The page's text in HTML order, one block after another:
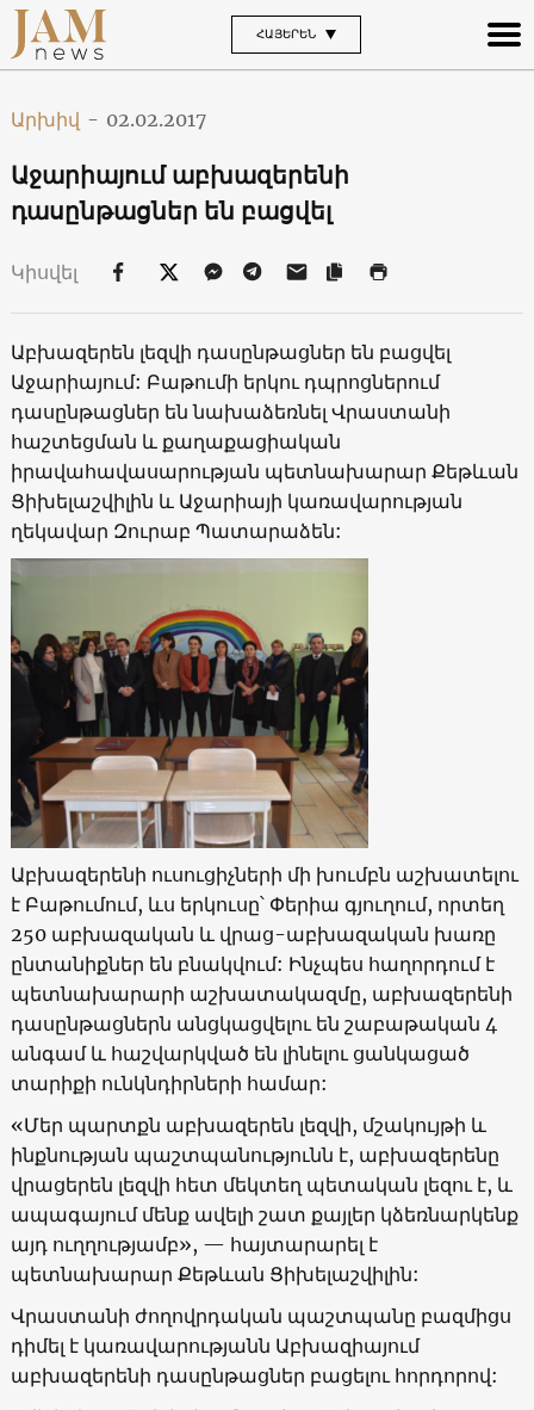
ՀԱՅԵՐԵՆ
Արխիվ - 02.02.2017
Աջարիայում աբխազերենի
դասընթացներ են բացվել
Կիսվել
Աբխազերեն լեզվի դասընթացներ են բացվել
Աջարիայում: Բաթումի երկու դպրոցներում
դասընթացներ են նախաձեռնել Վրաստանի
հաշտեցման և քաղաքացիական
իրավահավասարության պետնախարար Քեթևան
Ցիխելաշվիլին և Աջարիայի կառավարության
ղեկավար Զուրաբ Պատարաձեն:
Աբխազերենի ուսուցիչների մի խումբն աշխատելու
է Բաթումում, ևս երկուսը՝ Փերիա գյուղում, որտեղ
250 աբխազական և վրաց-աբխազական խառը
ընտանիքներ են բնակվում: Ինչպես հաղորդում է
պետնախարարի աշխատակազմը, աբխազերենի
դասընթացներն անցկացվելու են շաբաթական 4
անգամ և հաշվարկված են լինելու ցանկացած
տարիքի ունկնդիրների համար:
«Մեր պարտքն աբխազերեն լեզվի, մշակույթի և
ինքնության պաշտպանությունն է, աբխազերենը
վրացերեն լեզվի հետ մեկտեղ պետական լեզու է, և
ապագայում մենք ավելի շատ քայլեր կձեռնարկենք
այդ ուղղությամբ», — հայտարարել է
պետնախարար Քեթևան Ցիխելաշվիլին:
Վրաստանի ժողովրդական պաշտպանը բազմիցս
դիմել է կառավարությանն Աբխազիայում
աբխազերենի դասընթացներ բացելու հորդորով: